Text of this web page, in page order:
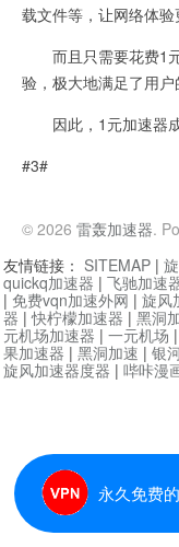
载文件等，让网络体验
而且只需要花费1元
验，极大地满足了用户
因此，1元加速器成
#3#
© 2026 雷轰加速器.
永久免费
友情链接： SITEMAP |
quickq加速器 | 飞驰加速
| 免费vqn加速外网 | 旋风
器 |快柠檬加速器 | 黑洞
元机场加速器 | 一元机场 |
果加速器 | 黑洞加速 | 银
旋风加速器度器 | 哔咔漫